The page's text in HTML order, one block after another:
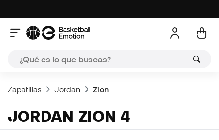
Zapatillas Jordan Zion
JORDAN ZION 4